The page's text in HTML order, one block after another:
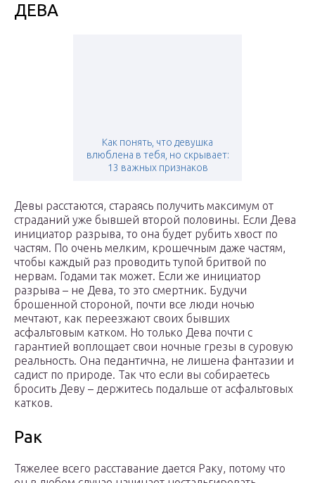
ДЕВА
Как понять, что девушка
влюблена в тебя, но скрывает:
13 важных признаков
Девы расстаются, стараясь получить максимум от
страданий уже бывшей второй половины. Если Дева
инициатор разрыва, то она будет рубить хвост по
частям. По очень мелким, крошечным даже частям,
чтобы каждый раз проводить тупой бритвой по
нервам. Годами так может. Если же инициатор
разрыва – не Дева, то это смертник. Будучи
брошенной стороной, почти все люди ночью
мечтают, как переезжают своих бывших
асфальтовым катком. Но только Дева почти с
гарантией воплощает свои ночные грезы в суровую
реальность. Она педантична, не лишена фантазии и
садист по природе. Так что если вы собираетесь
бросить Деву – держитесь подальше от асфальтовых
катков.
Рак
Тяжелее всего расставание дается Раку, потому что